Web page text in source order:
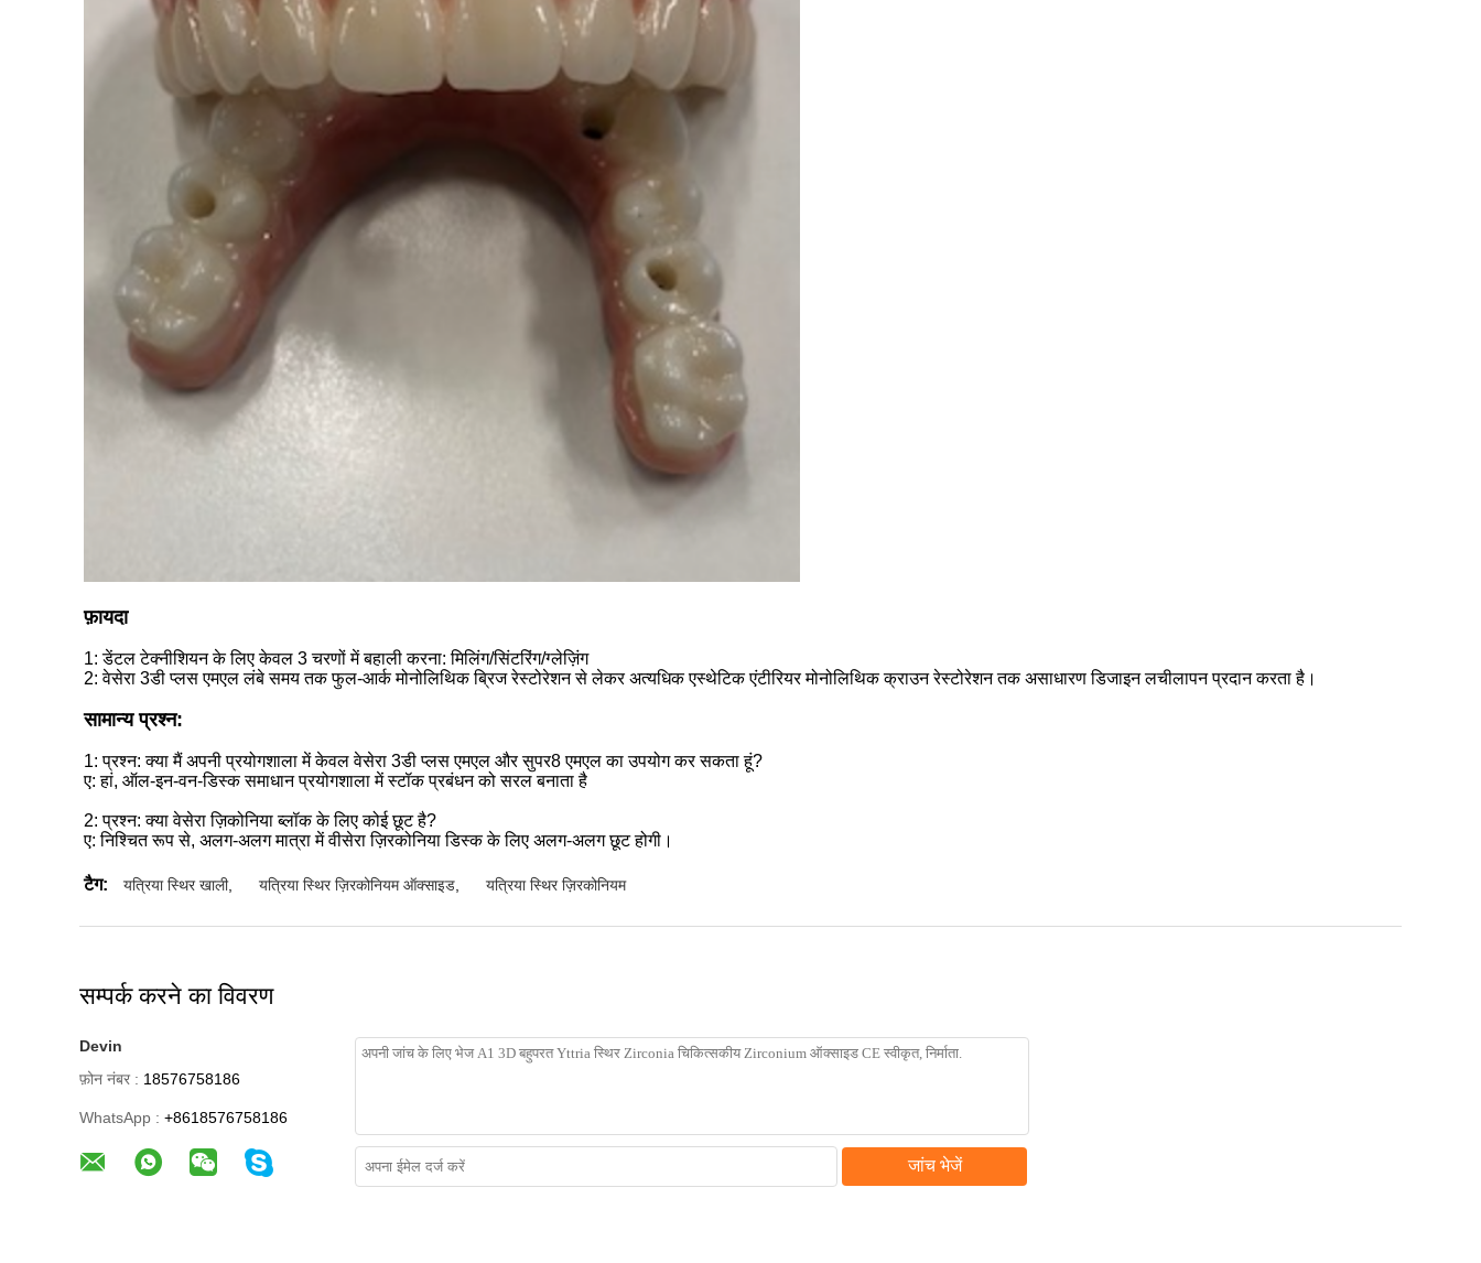
फ़ायदा
1: डेंटल टेक्नीशियन के लिए केवल 3 चरणों में बहाली करना: मिलिंग/सिंटरिंग/ग्लेज़िंग
2: वेसेरा 3डी प्लस एमएल लंबे समय तक फुल-आर्क मोनोलिथिक ब्रिज रेस्टोरेशन से लेकर अत्यधिक एस्थेटिक एंटीरियर मोनोलिथिक क्राउन रेस्टोरेशन तक असाधारण डिजाइन लचीलापन प्रदान करता है।
सामान्य प्रश्न:
1: प्रश्न: क्या मैं अपनी प्रयोगशाला में केवल वेसेरा 3डी प्लस एमएल और सुपर8 एमएल का उपयोग कर सकता हूं?
ए: हां, ऑल-इन-वन-डिस्क समाधान प्रयोगशाला में स्टॉक प्रबंधन को सरल बनाता है
2: प्रश्न: क्या वेसेरा ज़िकोनिया ब्लॉक के लिए कोई छूट है?
ए: निश्चित रूप से, अलग-अलग मात्रा में वीसेरा ज़िरकोनिया डिस्क के लिए अलग-अलग छूट होगी।
टैग: यत्रिया स्थिर खाली, यत्रिया स्थिर ज़िरकोनियम ऑक्साइड यत्रिया स्थिर ज़िरकोनियम
सम्पर्क करने का विवरण
Devin
फ़ोन नंबर : 18576758186
WhatsApp : +8618576758186
जांच भेजें